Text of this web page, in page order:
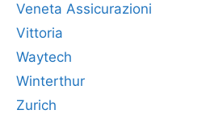
Veneta Assicurazioni
Vittoria
Waytech
Winterthur
Zurich